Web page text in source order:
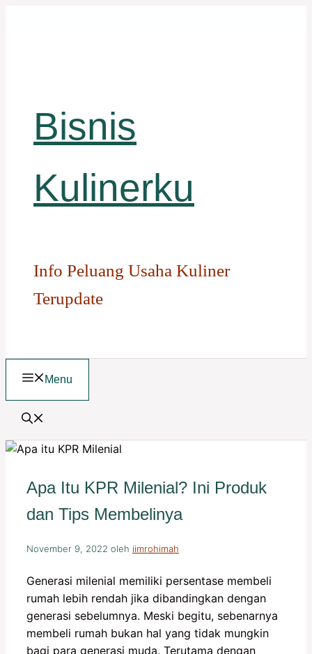
Bisnis
Kulinerku
Info Peluang Usaha Kuliner
Terupdate
Menu
Apa Itu KPR Milenial? Ini Produk
dan Tips Membelinya
November 9, 2022 oleh iimrohimah
Generasi milenial memiliki persentase membeli
rumah lebih rendah jika dibandingkan dengan
generasi sebelumnya. Meski begitu, sebenarnya
membeli rumah bukan hal yang tidak mungkin
bagi para generasi muda. Terutama dengan